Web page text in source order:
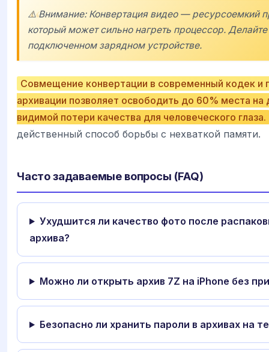
⚠️ Внимание: Конвертация видео — ресурсоемкий
который может сильно нагреть процессор. Делайте
подключенном зарядном устройстве.
Совмещение конвертации в современный кодек
архивации позволяет освободить до 60% места на
видимой потери качества для человеческого глаза.
действенный способ борьбы с нехваткой памяти.
Часто задаваемые вопросы (FAQ)
Ухудшится ли качество фото после
архива?
Можно ли открыть архив 7Z на iPhone без
Безопасно ли хранить пароли в архивах на